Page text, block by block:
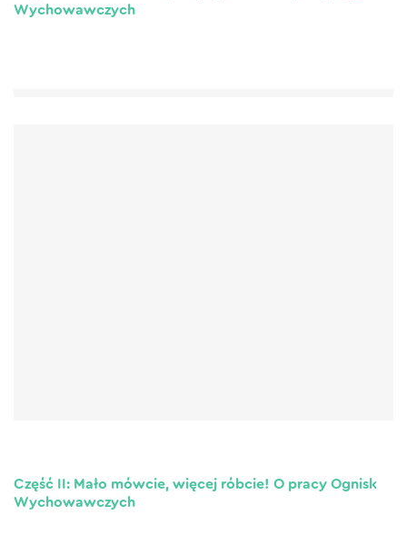
Wychowawczych
Część II: Mało mówcie, więcej róbcie! O pracy Ognisk
Wychowawczych